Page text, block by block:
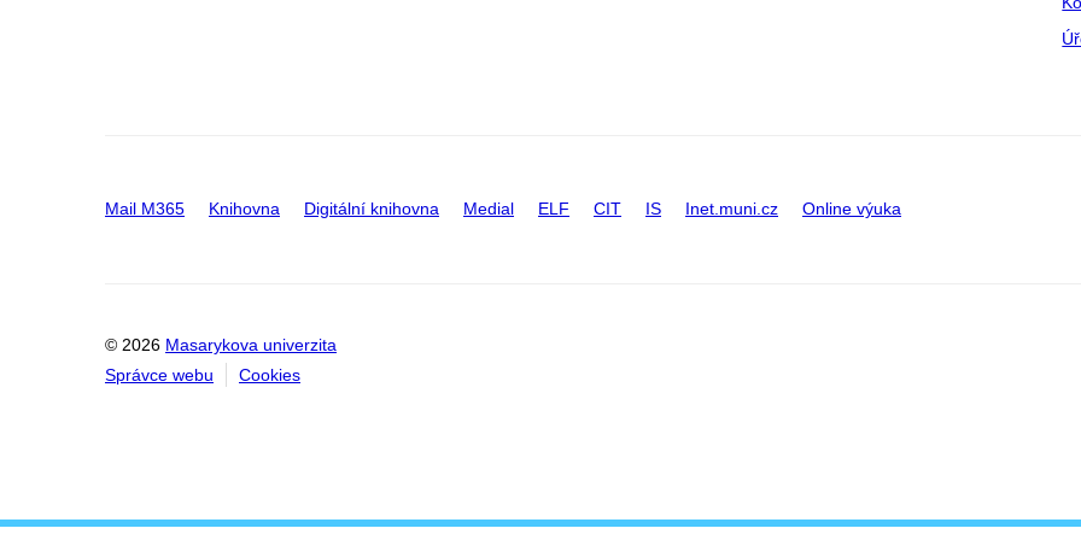
Mail M365 Knihovna Digitální knihovna Medial ELF CIT IS Inet.muni.cz Online výuka
© 2026 Masarykova univerzita
Správce webu
Cookies